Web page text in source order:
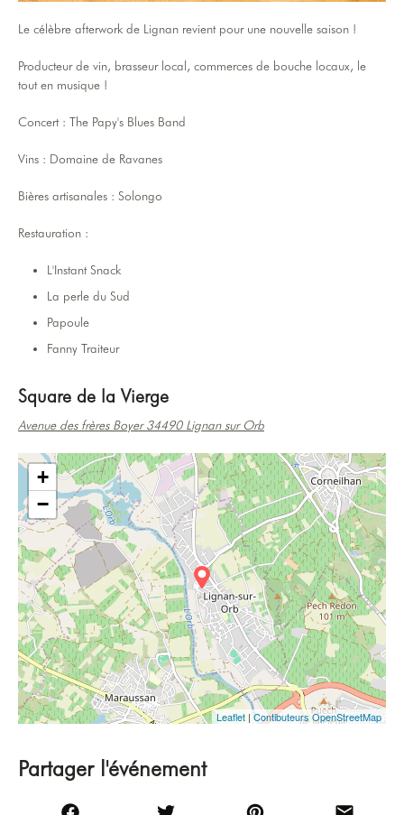
Le célèbre afterwork de Lignan revient pour une nouvelle saison !
Producteur de vin, brasseur local, commerces de bouche locaux, le
tout en musique !
Concert : The Papy's Blues Band
Vins : Domaine de Ravanes
Bières artisanales : Solongo
Restauration :
L'Instant Snack
La perle du Sud
Papoule
Fanny Traiteur
Square de la Vierge
Avenue des frères Boyer 34490 Lignan sur Orb
+
−
Leaflet | Contibuteurs OpenStreetMap
Partager l'événement